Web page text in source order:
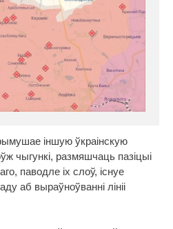
іншую ўкраінскую
чыгункі, размяшчаць пазіцыі
паводле іх слоў, існуе
аб выраўноўванні лініі